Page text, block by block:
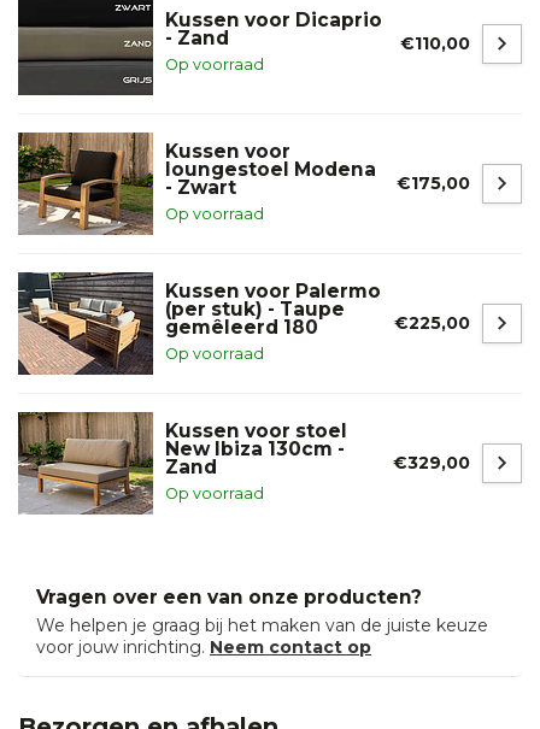
Kussen voor Dicaprio
- Zand
Op voorraad
€110,00
Kussen voor
loungestoel Modena
- Zwart
Op voorraad
€175,00
Kussen voor Palermo
(per stuk) - Taupe
gemêleerd 180
Op voorraad
€225,00
Kussen voor stoel
New Ibiza 130cm -
Zand
Op voorraad
€329,00
Vragen over een van onze producten?
We helpen je graag bij het maken van de juiste keuze
voor jouw inrichting. Neem contact op